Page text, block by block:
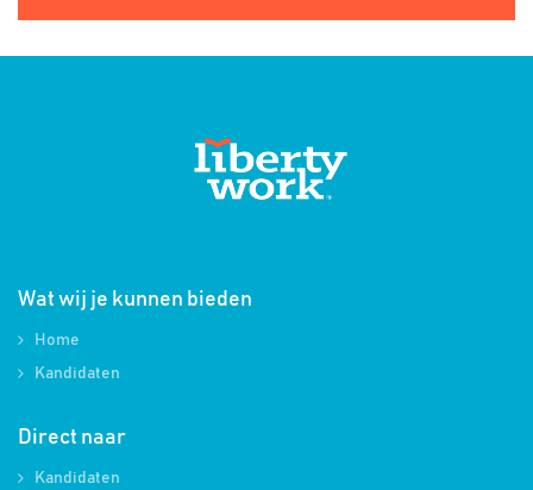
Wat wij je kunnen bieden
Home
Kandidaten
Direct naar
Kandidaten